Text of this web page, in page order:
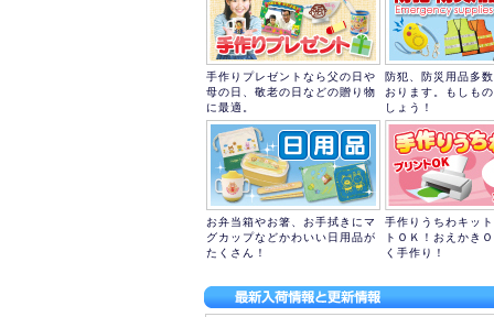
手作りプレゼントなら父の日や
母の日、敬老の日などの贈り物
に最適。
防犯、防災用品多
おります。もしも
しょう！
お弁当箱やお箸、お手拭きにマ
グカップなどかわいい日用品が
たくさん！
手作りうちわキッ
トＯＫ！おえかき
く手作り！